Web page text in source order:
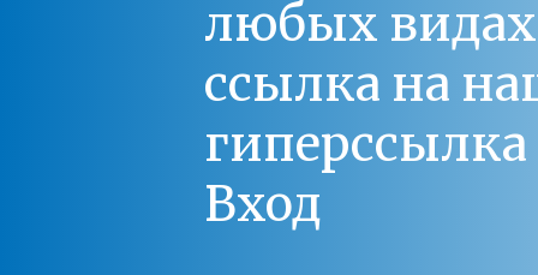
любых
ссылка на
Вход